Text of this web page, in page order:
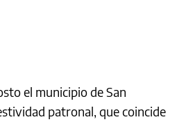
el municipio de San
patronal, que coincide